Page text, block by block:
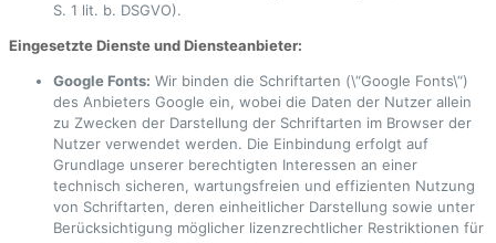
S. 1 lit. b. DSGVO).
Eingesetzte Dienste und Diensteanbieter:
Google Fonts: Wir binden die Schriftarten (\“Google Fonts\“)
des Anbieters Google ein, wobei die Daten der Nutzer allein
zu Zwecken der Darstellung der Schriftarten im Browser der
Nutzer verwendet werden. Die Einbindung erfolgt auf
Grundlage unserer berechtigten Interessen an einer
technisch sicheren, wartungsfreien und effizienten Nutzung
von Schriftarten, deren einheitlicher Darstellung sowie unter
Berücksichtigung möglicher lizenzrechtlicher Restriktionen für